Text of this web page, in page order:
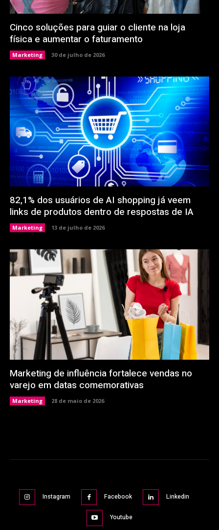
Cinco soluções para guiar o cliente na loja
física e aumentar o faturamento
Marketing 30 de julho de 2026
82,1% dos usuários de AI shopping já veem
links de produtos dentro de respostas de IA
Marketing 13 de julho de 2026
Marketing de influência fortalece vendas no
varejo em datas comemorativas
Marketing 28 de maio de 2026
Instagram Facebook Linkedin
Youtube